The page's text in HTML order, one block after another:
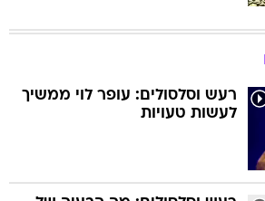
רעש וסלסולים: עופר לוי ממשיך
לעשות טעויות